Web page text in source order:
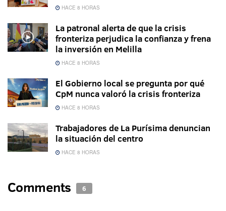
HACE 8 HORAS
La patronal alerta de que la crisis
fronteriza perjudica la confianza y frena
la inversión en Melilla
HACE 8 HORAS
El Gobierno local se pregunta por qué
CpM nunca valoró la crisis fronteriza
HACE 8 HORAS
Trabajadores de La Purísima denuncian
la situación del centro
HACE 8 HORAS
Comments 6